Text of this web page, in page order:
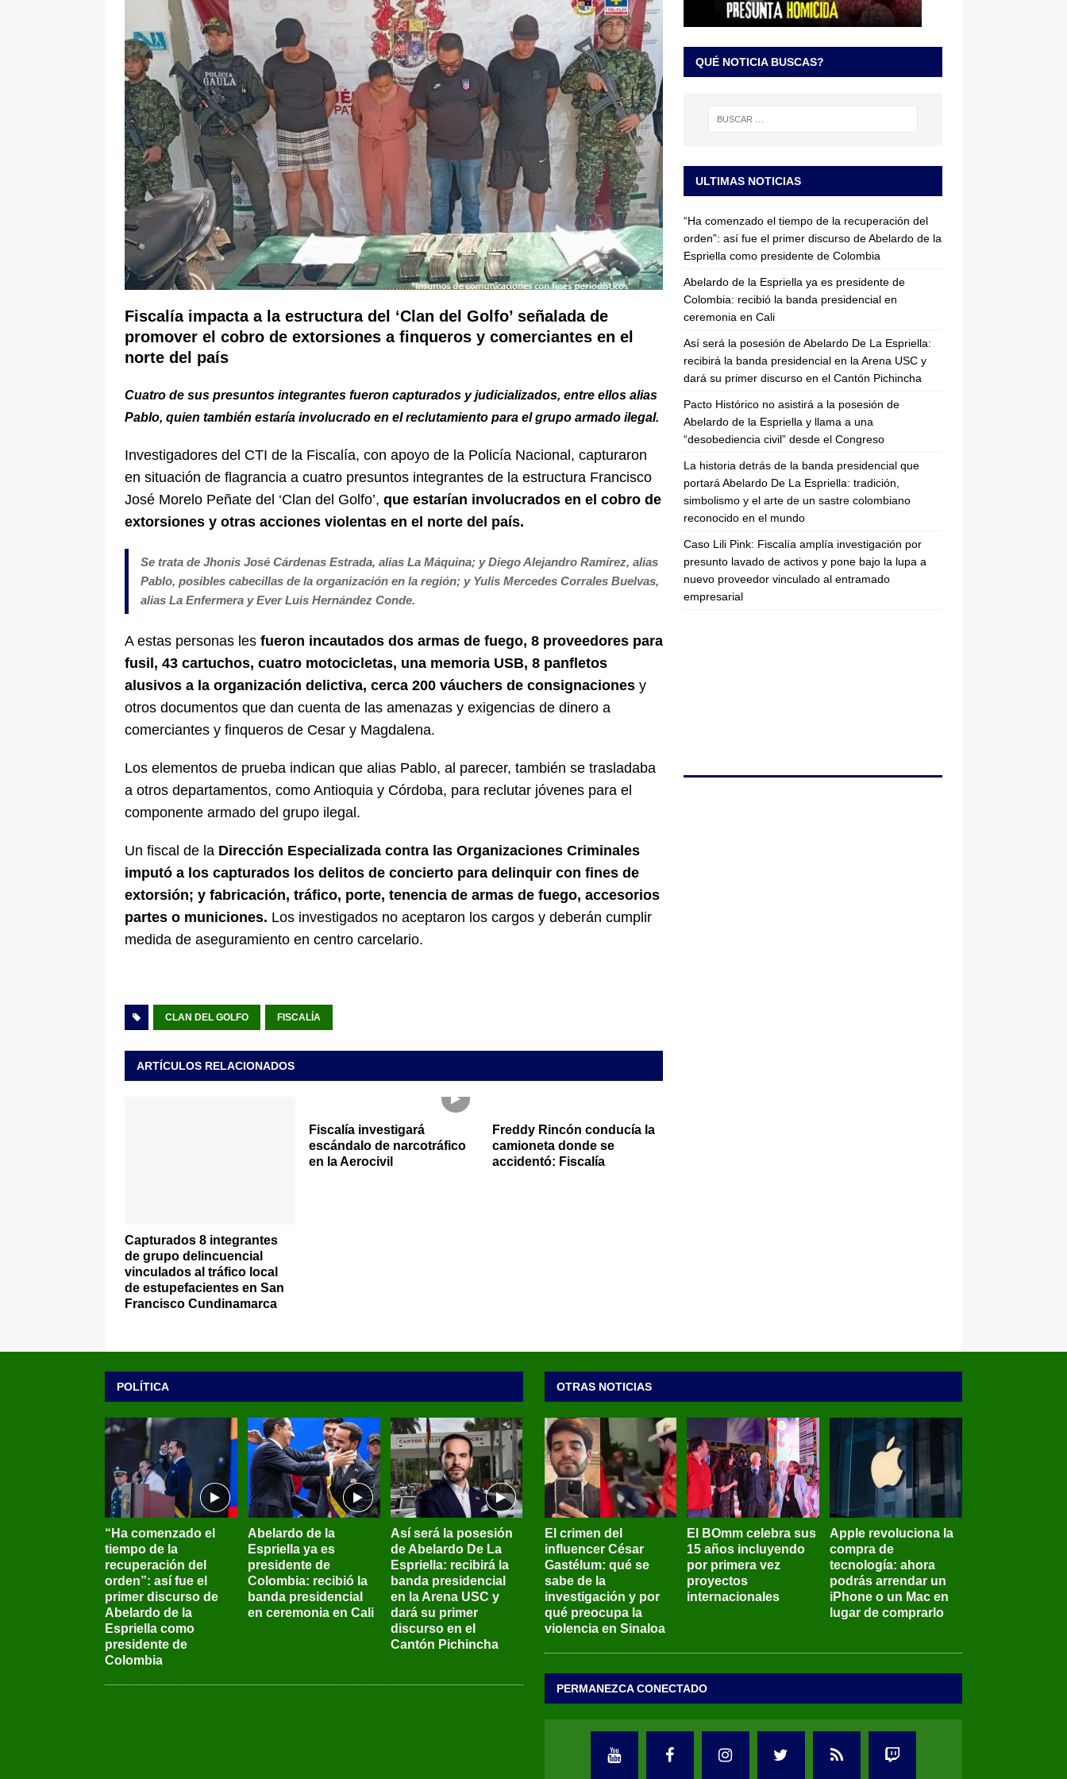
[ 6 de agosto de 2026 ] La historia detrás de la banda presidencial que portará Abelardo De La
Espriella: tradición, simbolismo y el arte de un sastre colombiano reconocido en el mundo LO
ÚLTIMO
Fiscalía impacta a la estructura del ‘Clan del Golfo’ señalada de
promover el cobro de extorsiones a finqueros y comerciantes en el
norte del país
Cuatro de sus presuntos integrantes fueron capturados y judicializados, entre ellos alias
Pablo, quien también estaría involucrado en el reclutamiento para el grupo armado ilegal.
Investigadores del CTI de la Fiscalía, con apoyo de la Policía Nacional, capturaron
en situación de flagrancia a cuatro presuntos integrantes de la estructura Francisco
José Morelo Peñate del ‘Clan del Golfo’, que estarían involucrados en el cobro de
extorsiones y otras acciones violentas en el norte del país.
Se trata de Jhonis José Cárdenas Estrada, alias La Máquina; y Diego Alejandro Ramírez, alias
Pablo, posibles cabecillas de la organización en la región; y Yulis Mercedes Corrales Buelvas,
alias La Enfermera y Ever Luis Hernández Conde.
A estas personas les fueron incautados dos armas de fuego, 8 proveedores para
fusil, 43 cartuchos, cuatro motocicletas, una memoria USB, 8 panfletos
alusivos a la organización delictiva, cerca 200 váuchers de consignaciones y
otros documentos que dan cuenta de las amenazas y exigencias de dinero a
comerciantes y finqueros de Cesar y Magdalena.
Los elementos de prueba indican que alias Pablo, al parecer, también se trasladaba
a otros departamentos, como Antioquia y Córdoba, para reclutar jóvenes para el
componente armado del grupo ilegal.
Un fiscal de la Dirección Especializada contra las Organizaciones Criminales
imputó a los capturados los delitos de concierto para delinquir con fines de
extorsión; y fabricación, tráfico, porte, tenencia de armas de fuego, accesorios
partes o municiones. Los investigados no aceptaron los cargos y deberán cumplir
medida de aseguramiento en centro carcelario.
CLAN DEL GOLFO FISCALÍA
ARTÍCULOS RELACIONADOS
Capturados 8 integrantes
de grupo delincuencial
vinculados al tráfico local
de estupefacientes en San
Francisco Cundinamarca
Fiscalía investigará
escándalo de narcotráfico
en la Aerocivil
Freddy Rincón conducía la
camioneta donde se
accidentó: Fiscalía
QUÉ NOTICIA BUSCAS?
ULTIMAS NOTICIAS
“Ha comenzado el tiempo de la recuperación del
orden”: así fue el primer discurso de Abelardo de la
Espriella como presidente de Colombia
Abelardo de la Espriella ya es presidente de
Colombia: recibió la banda presidencial en
ceremonia en Cali
Así será la posesión de Abelardo De La Espriella:
recibirá la banda presidencial en la Arena USC y
dará su primer discurso en el Cantón Pichincha
Pacto Histórico no asistirá a la posesión de
Abelardo de la Espriella y llama a una
“desobediencia civil” desde el Congreso
La historia detrás de la banda presidencial que
portará Abelardo De La Espriella: tradición,
simbolismo y el arte de un sastre colombiano
reconocido en el mundo
Caso Lili Pink: Fiscalía amplía investigación por
presunto lavado de activos y pone bajo la lupa a
nuevo proveedor vinculado al entramado
empresarial
POLÍTICA
“Ha comenzado el
tiempo de la
recuperación del
orden”: así fue el
primer discurso de
Abelardo de la
Espriella como
presidente de
Colombia
Abelardo de la
Espriella ya es
presidente de
Colombia: recibió la
banda presidencial
en ceremonia en Cali
Así será la posesión
de Abelardo De La
Espriella: recibirá la
banda presidencial
en la Arena USC y
dará su primer
discurso en el
Cantón Pichincha
OTRAS NOTICIAS
El crimen del
influencer César
Gastélum: qué se
sabe de la
investigación y por
qué preocupa la
violencia en Sinaloa
El BOmm celebra sus
15 años incluyendo
por primera vez
proyectos
internacionales
Apple revoluciona la
compra de
tecnología: ahora
podrás arrendar un
iPhone o un Mac en
lugar de comprarlo
PERMANEZCA CONECTADO